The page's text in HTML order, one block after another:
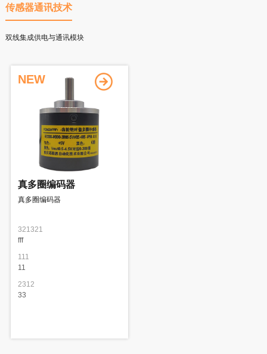
传感器通讯技术
双线集成供电与通讯模块
NEW
真多圈编码器
真多圈编码器
321321
fff
111
11
2312
33